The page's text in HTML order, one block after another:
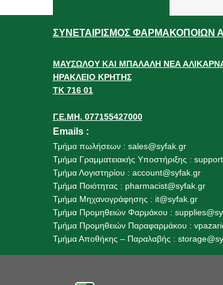
ΣΥΝΕΤΑΙΡΙΣΜΟΣ ΦΑΡΜΑΚΟΠΟΙΩΝ
ΜΑΥΣΩΛΟΥ ΚΑΙ ΜΠΑΛΑΛΗ ΝΕΑ
ΗΡΑΚΛΕΙΟ ΚΡΗΤΗΣ
ΤΚ 716 01
Γ.Ε.ΜΗ. 077155427000
Emails:
Τμήμα πωλήσεων : sales@syfak.gr
Τμήμα Γραμματειακής Υποστήριξης :
Τμήμα Λογιστηρίου : account@syfak.gr
Τμήμα Ποιότητας : pharmacist@syfak.gr
Τμήμα Μηχανογράφησης : it@syfak.gr
Τμήμα Προμηθειών Φαρμάκου :
Τμήμα Προμηθειών Παραφαρμάκου :
Τμήμα Αποθήκης – Παραλαβής :